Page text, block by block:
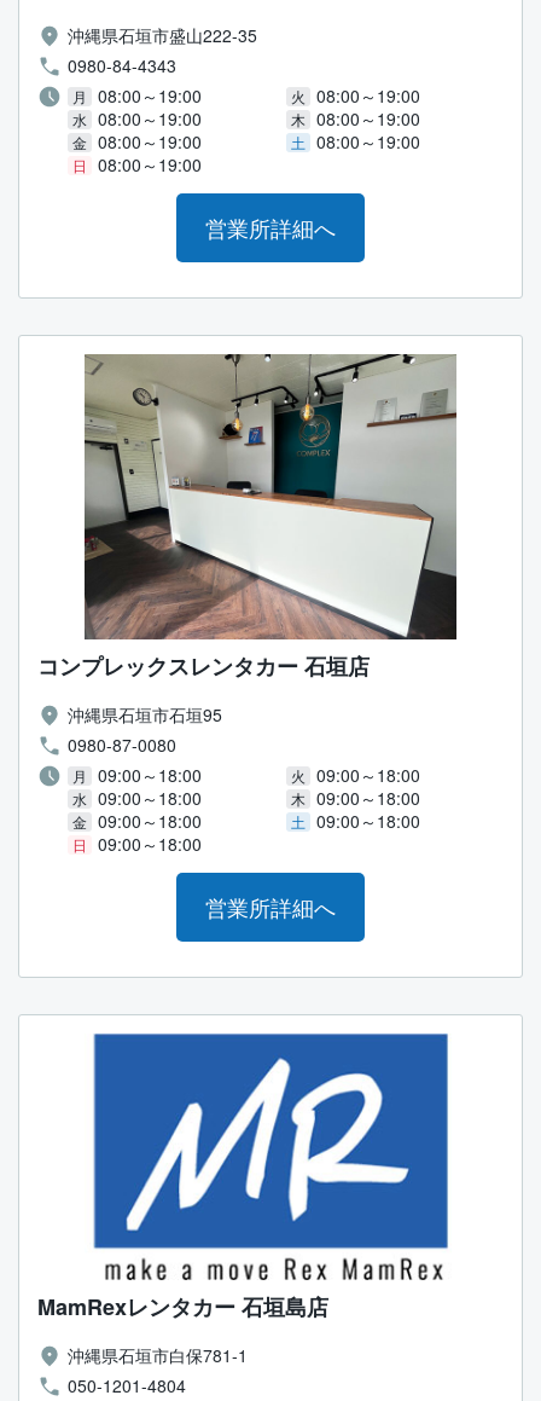
沖縄県石垣市盛山222-35
0980-84-4343
月 08:00～19:00 火 08:00～19:00
水 08:00～19:00 木 08:00～19:00
金 08:00～19:00 土 08:00～19:00
日 08:00～19:00
営業所詳細へ
コンプレックスレンタカー 石垣店
沖縄県石垣市石垣95
0980-87-0080
月 09:00～18:00 火 09:00～18:00
水 09:00～18:00 木 09:00～18:00
金 09:00～18:00 土 09:00～18:00
日 09:00～18:00
営業所詳細へ
MamRexレンタカー 石垣島店
沖縄県石垣市白保781-1
050-1201-4804